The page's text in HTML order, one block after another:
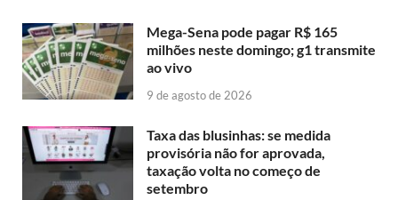
Mega-Sena pode pagar R$ 165
milhões neste domingo; g1 transmite
ao vivo
9 de agosto de 2026
Taxa das blusinhas: se medida
provisória não for aprovada,
taxação volta no começo de
setembro